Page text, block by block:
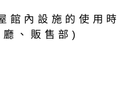
館內設施的使用時
、販售部)